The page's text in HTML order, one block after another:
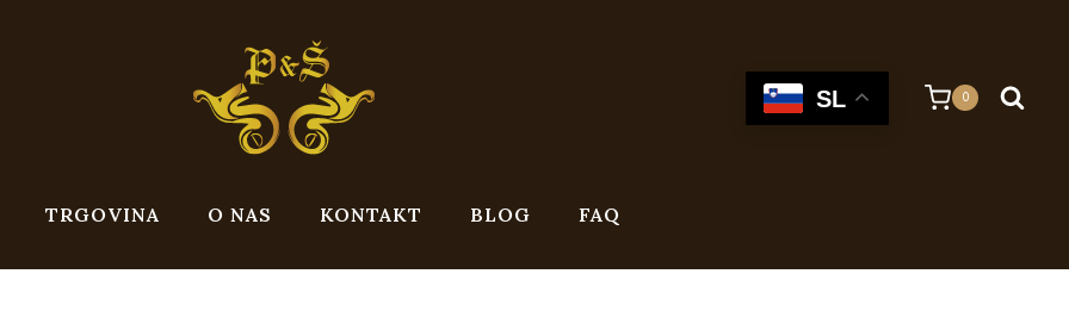
SL 0
TRGOVINA O NAS KONTAKT BLOG FAQ